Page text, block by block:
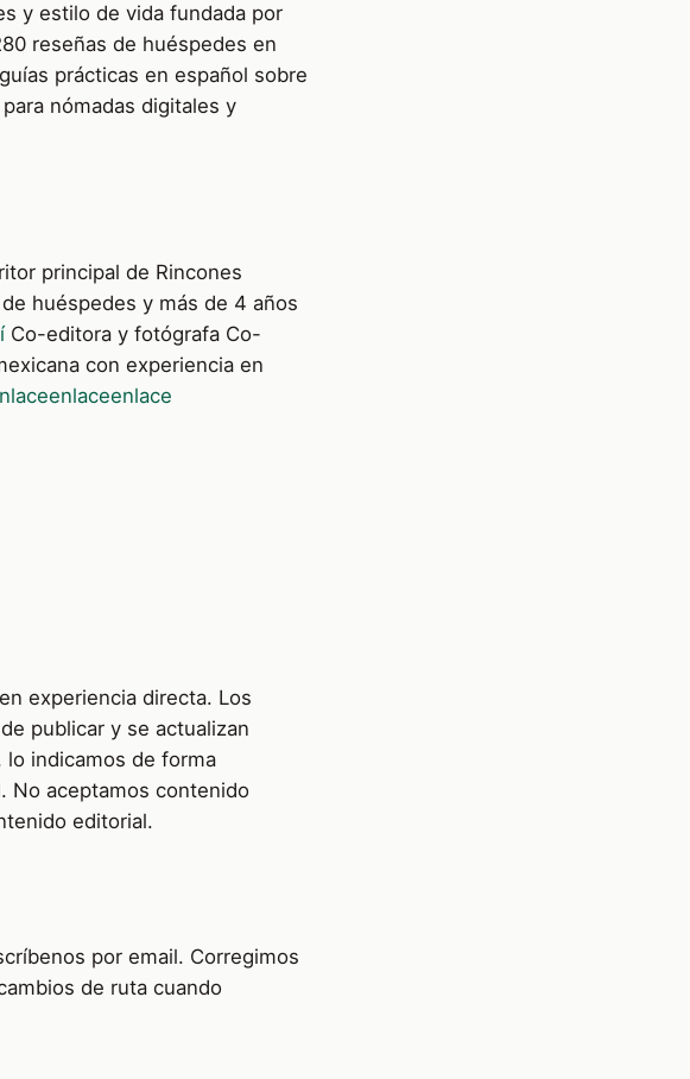
y estilo de vida fundada por
reseñas de huéspedes en
prácticas en español sobre
nómadas digitales y
principal de Rincones
huéspedes y más de 4 años
Co-editora y fotógrafa Co-
con experiencia en
enlaceenlace
experiencia directa. Los
publicar y se actualizan
lo indicamos de forma
No aceptamos contenido
editorial.
por email. Corregimos
de ruta cuando